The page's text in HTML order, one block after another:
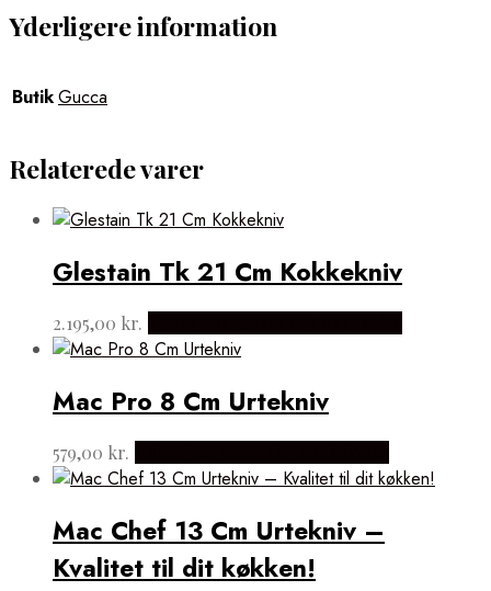
Yderligere information
ButikGucca
Relaterede varer
Glestain Tk 21 Cm Kokkekniv
2.195,00 kr.
Mac Pro 8 Cm Urtekniv
579,00 kr.
Mac Chef 13 Cm Urtekniv –
Kvalitet til dit køkken!